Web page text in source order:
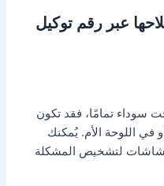
عبر رقم توكيل
سوداء تمامًا، فقد تكون
في اللوحة الأم. يُمكنك
لتشخيص المشكلة